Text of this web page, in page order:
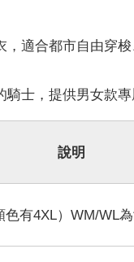
適合都市自由穿
士，提供男女款
說明
有4XL）WM/WL